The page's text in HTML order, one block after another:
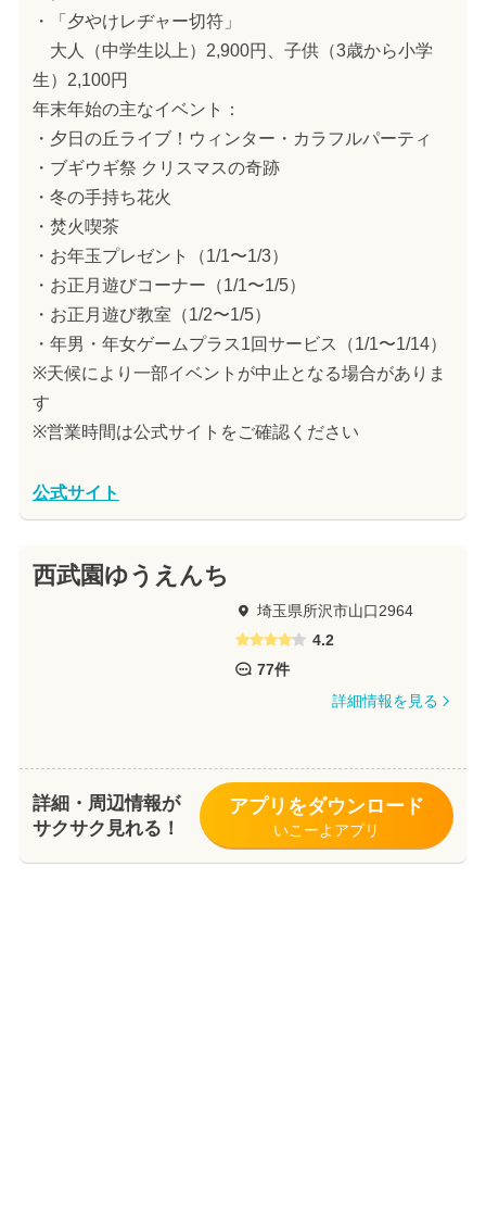
・「夕やけレヂャー切符」
大人（中学生以上）2,900円、子供（3歳から小学
生）2,100円
年末年始の主なイベント：
・夕日の丘ライブ！ウィンター・カラフルパーティ
・ブギウギ祭 クリスマスの奇跡
・冬の手持ち花火
・焚火喫茶
・お年玉プレゼント（1/1〜1/3）
・お正月遊びコーナー（1/1〜1/5）
・お正月遊び教室（1/2〜1/5）
・年男・年女ゲームプラス1回サービス（1/1〜1/14）
※天候により一部イベントが中止となる場合がありま
す
※営業時間は公式サイトをご確認ください
公式サイト
西武園ゆうえんち
埼玉県所沢市山口2964
4.2
77件
詳細情報を見る
詳細・周辺情報が
サクサク見れる！
アプリをダウンロード
いこーよアプリ